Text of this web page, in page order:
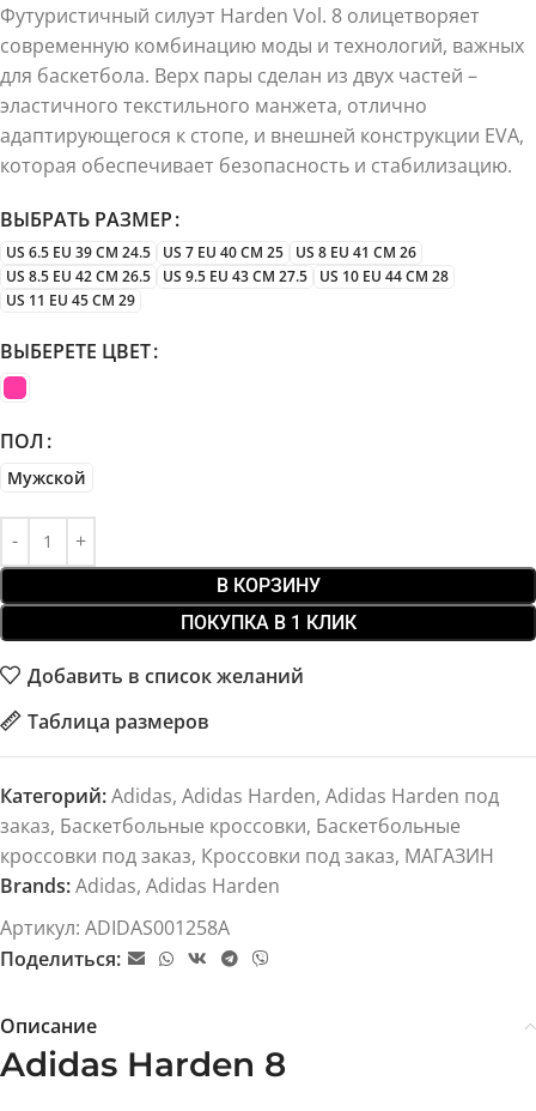
Футуристичный силуэт Harden Vol. 8 олицетворяет
современную комбинацию моды и технологий, важных
для баскетбола. Верх пары сделан из двух частей –
эластичного текстильного манжета, отлично
адаптирующегося к стопе, и внешней конструкции EVA,
которая обеспечивает безопасность и стабилизацию.
ВЫБРАТЬ РАЗМЕР
US 6.5 EU 39 CM 24.5 US 7 EU 40 CM 25
US 8 EU 41 CM 26
US 8.5 EU 42 CM 26.5
US 9.5 EU 43 CM 27.5
US 10 EU 44 CM 28
US 11 EU 45 CM 29
ВЫБЕРЕТЕ ЦВЕТ
ПОЛ
Мужской
В КОРЗИНУ
ПОКУПКА В 1 КЛИК
Добавить в список желаний
Таблица размеров
Категорий:Adidas, Adidas Harden, Adidas Harden под
заказ, Баскетбольные кроссовки, Баскетбольные
кроссовки под заказ, Кроссовки под заказ, МАГАЗИН
Brands:Adidas, Adidas Harden
Артикул: ADIDAS001258A
Поделиться:
Описание
Adidas Harden 8